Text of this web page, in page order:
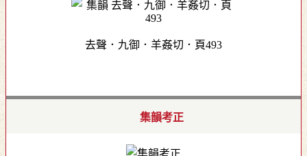
去聲．九御．羊姦切．頁493
集韻考正